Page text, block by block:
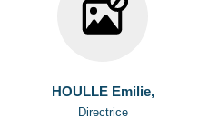
HOULLE Emilie,
Directrice